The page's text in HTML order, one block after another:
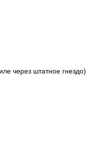
через штатное гнездо).